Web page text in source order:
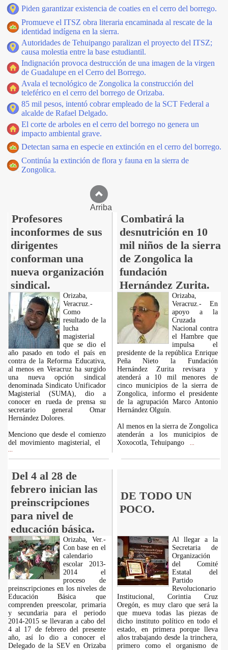
Piden garantizar existencia de coaties en el cerro del borrego.
Promueve el ITSZ obra literaria encaminada al rescate de la
identidad indígena en la sierra.
Autoridades de Tehuipango paralizan el proyecto del ITSZ;
causa molestia entre la base estudiantil.
Indignación provoca destrucción de una imagen de la virgen
de Guadalupe en el Cerro del Borrego.
Avala el tecnológico de Zongolica la construcción del
teleférico en el cerro del borrego de Orizaba.
85 mil pesos, intentó cobrar empleado de la SCT Federal a
alcalde de Rafael Delgado.
El corte de arboles en el cerro del borrego no genera un
impacto ambiental grave.
Detectan sarna en especie en extinción en el cerro del borrego.
Continúa la extinción de flora y fauna en la sierra de
Zongolica.
Arriba
Profesores
inconformes de sus
dirigentes
conforman una
nueva organización
sindical.
Combatirá la
desnutrición en 10
mil niños de la sierra
de Zongolica la
fundación
Hernández Zurita.
Orizaba,
Veracruz.-
Como
resultado de la
lucha
magisterial
que se dio el
año pasado en todo el país en
contra de la Reforma Educativa,
al menos en Veracruz ha surgido
una nueva opción sindical
denominada Sindicato Unificador
Magisterial (SUMA), dio a
conocer en rueda de prensa su
secretario general Omar
Hernández Dolores.
Menciono que desde el comienzo
del movimiento magisterial, el
Orizaba,
Veracruz.- En
apoyo a la
Cruzada
Nacional contra
el Hambre que
impulsa el
presidente de la república Enrique
Peña Nieto la Fundación
Hernández Zurita revisara y
atenderá a 10 mil menores de
cinco municipios de la sierra de
Zongolica, informo el presidente
de la agrupación Marco Antonio
Hernández Olguín.
Al menos en la sierra de Zongolica
atenderán a los municipios de
Xoxocotla, Tehuipango
Del 4 al 28 de
febrero inician las
preinscripciones
para nivel de
educación básica.
DE TODO UN
POCO.
Orizaba, Ver.-
Con base en el
calendario
escolar 2013-
2014 el
proceso de
preinscripciones en los niveles de
Educación Básica que
comprenden preescolar, primaria
y secundaria para el periodo
2014-2015 se llevaran a cabo del
4 al 17 de febrero del presente
año, así lo dio a conocer el
Delegado de la SEV en Orizaba
Al llegar a la
Secretaria de
Organización
del Comité
Estatal del
Partido
Revolucionario
Institucional, Corintia Cruz
Oregón, es muy claro que será la
que mueva todas las piezas de
dicho instituto político en todo el
estado, en primera porque lleva
años trabajando desde la trinchera,
primero como el organismo de